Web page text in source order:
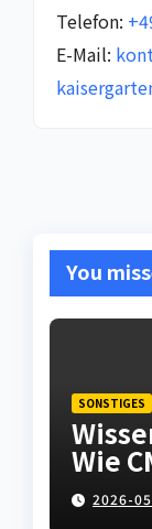
Telefon:
E-Mail:
You
SONSTIGES
Wie
2026-